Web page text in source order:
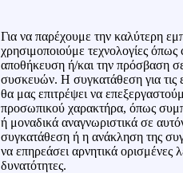
Για να παρέχουμε την καλύτερη
χρησιμοποιούμε τεχνολογίες όπως
αποθήκευση ή/και την πρόσβαση
συσκευών. Η συγκατάθεση για τις
θα μας επιτρέψει να
προσωπικού χαρακτήρα, όπως
ή μοναδικά αναγνωριστικά σε
συγκατάθεση ή η ανάκληση της
να επηρεάσει αρνητικά ορισμένες
δυνατότητες.